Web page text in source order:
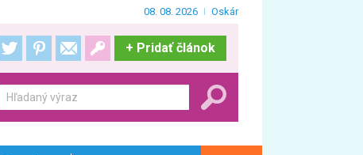
08. 08. 2026 Oskár
+ Pridať článok